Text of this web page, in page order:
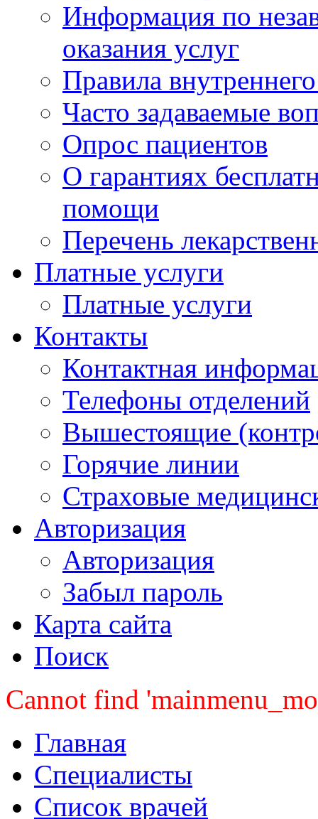
Информация по
оказания услуг
Правила
Часто задаваемые
Опрос пациентов
О гарантиях
помощи
Перечень
Платные услуги
Платные услуги
Контакты
Контактная
Телефоны отделений
Вышестоящие
Горячие линии
Страховые
Авторизация
Авторизация
Забыл пароль
Карта сайта
Поиск
Cannot find
Главная
Специалисты
Список врачей